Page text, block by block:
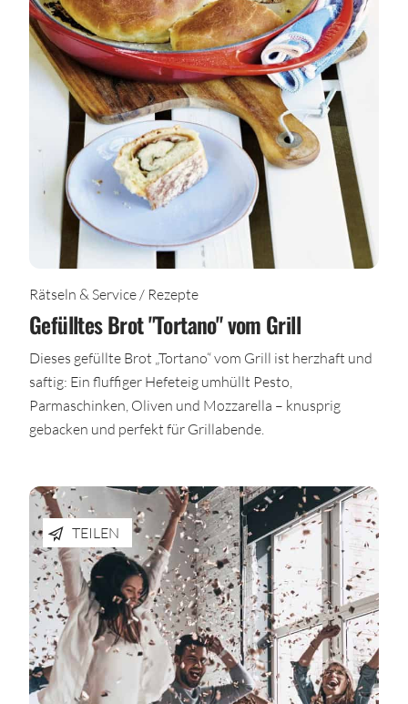
Rätseln & Service / Rezepte
Gefülltes Brot "Tortano" vom Grill
Dieses gefüllte Brot „Tortano“ vom Grill ist herzhaft und
saftig: Ein fluffiger Hefeteig umhüllt Pesto,
Parmaschinken, Oliven und Mozzarella – knusprig
gebacken und perfekt für Grillabende.
TEILEN